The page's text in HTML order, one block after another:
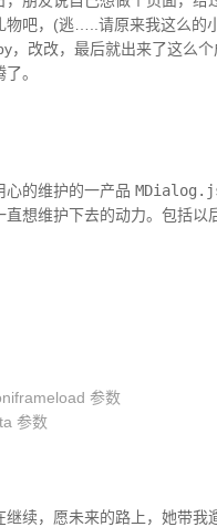
吧，(逃…..请原来我这么的
改改，最后就出来了这么
。
心的维护的一产品
想维护下去的动力。包括以
参数
参数
续，愿未来的路上，她带我